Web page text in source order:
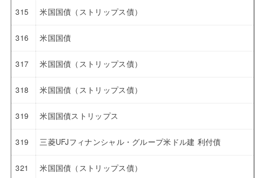
315 米国国債（ストリップス債）
316 米国国債
317 米国国債（ストリップス債）
318 米国国債（ストリップス債）
319 米国国債ストリップス
319 三菱UFJフィナンシャル・グループ米ドル建 利付債
321 米国国債（ストリップス債）